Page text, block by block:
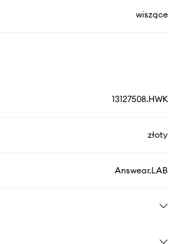
wiszące
13127508.HWK
złoty
Answear.LAB